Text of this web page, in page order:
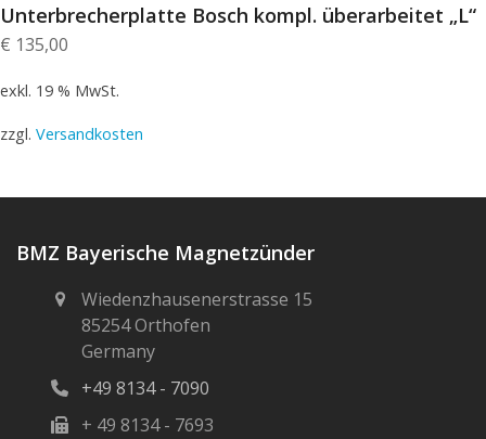
Unterbrecherplatte Bosch kompl. überarbeitet „L“
€ 135,00
exkl. 19 % MwSt.
zzgl. Versandkosten
BMZ Bayerische Magnetzünder
Wiedenzhausenerstrasse 15
85254 Orthofen
Germany
+49 8134 - 7090
+ 49 8134 - 7693